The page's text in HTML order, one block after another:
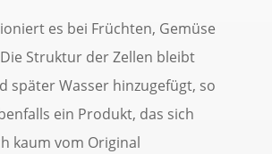
es bei Früchten, Gemüse
Struktur der Zellen bleibt
später Wasser hinzugefügt, so
ein Produkt, das sich
kaum vom Original